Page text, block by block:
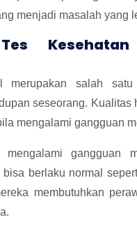
menjadi masalah yang
merupakan salah
seseorang. Kualitas
mengalami gangguan
mengalami gangguan
berlaku normal
membutuhkan